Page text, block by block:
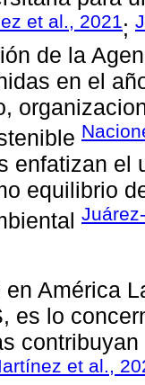
et al., 2021;
de la
en el
enfatizan el
equilibrio
en América
es lo
et al.,